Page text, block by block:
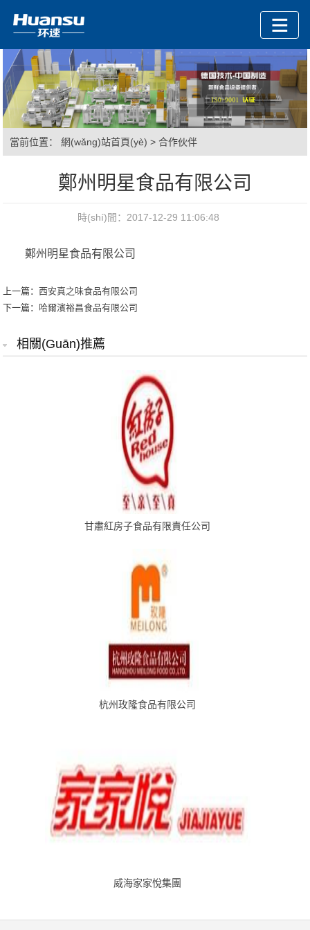
當前位置：網(wǎng)站首頁(yè) >合作伙伴
鄭州明星食品有限公司
時(shí)間：2017-12-29 11:06:48
鄭州明星食品有限公司
上一篇：西安真之味食品有限公司
下一篇： 哈爾濱裕昌食品有限公司
相關(guān)推薦
甘肅紅房子食品有限責任公司
杭州玫隆食品有限公司
威海家家悅集團